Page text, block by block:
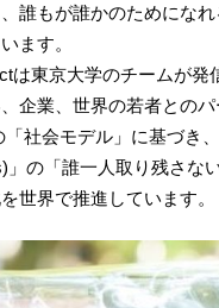
誰もが誰かのためにな
ます。
は東京大学のチームが発
企業、世界の若者との
「社会モデル」に基づき
」の「誰一人取り残さな
世界で推進しています。